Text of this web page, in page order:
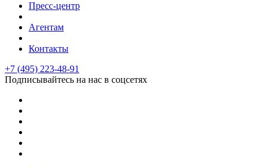
Пресс-центр
Агентам
Контакты
+7 (495) 223-48-91
Подписывайтесь на нас в соцсетях